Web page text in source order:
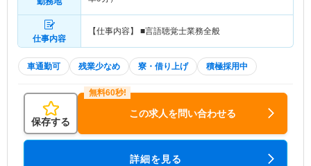
仕事内容
【仕事内容】 ■言語聴覚士業務全般
車通勤可 残業少なめ 寮・借り上げ 積極採用中
保存する
この求人を問い合わせる
詳細を見る